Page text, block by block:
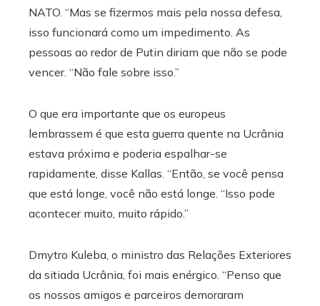
NATO. “Mas se fizermos mais pela nossa defesa,
isso funcionará como um impedimento. As
pessoas ao redor de Putin diriam que não se pode
vencer. “Não fale sobre isso.”
O que era importante que os europeus
lembrassem é que esta guerra quente na Ucrânia
estava próxima e poderia espalhar-se
rapidamente, disse Kallas. “Então, se você pensa
que está longe, você não está longe. “Isso pode
acontecer muito, muito rápido.”
Dmytro Kuleba, o ministro das Relações Exteriores
da sitiada Ucrânia, foi mais enérgico. “Penso que
os nossos amigos e parceiros demoraram